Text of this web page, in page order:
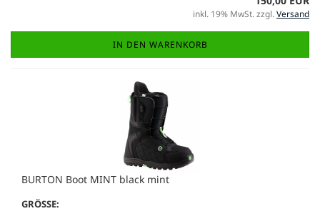
inkl. 19% MwSt. zzgl.Versand
IN DEN WARENKORB
BURTON Boot MINT black mint
GRÖSSE: